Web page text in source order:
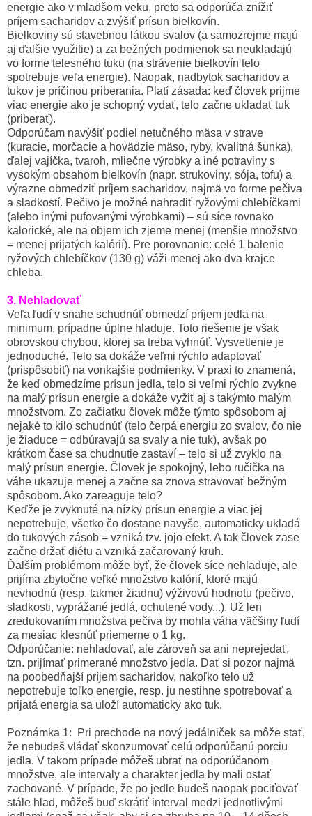
energie ako v mladšom veku, preto sa odporúča znížiť
príjem sacharidov a zvýšiť prísun bielkovín.
Bielkoviny sú stavebnou látkou svalov (a samozrejme majú
aj ďalšie využitie) a za bežných podmienok sa neukladajú
vo forme telesného tuku (na strávenie bielkovín telo
spotrebuje veľa energie). Naopak, nadbytok sacharidov a
tukov je príčinou priberania. Platí zásada: keď človek prijme
viac energie ako je schopný vydať, telo začne ukladať tuk
(priberať).
Odporúčam navýšiť podiel netučného mäsa v strave
(kuracie, morčacie a hovädzie mäso, ryby, kvalitná šunka),
ďalej vajíčka, tvaroh, mliečne výrobky a iné potraviny s
vysokým obsahom bielkovín (napr. strukoviny, sója, tofu) a
výrazne obmedziť príjem sacharidov, najmä vo forme pečiva
a sladkostí. Pečivo je možné nahradiť ryžovými chlebíčkami
(alebo inými pufovanými výrobkami) – sú síce rovnako
kalorické, ale na objem ich zjeme menej (menšie množstvo
= menej prijatých kalórií). Pre porovnanie: celé 1 balenie
ryžových chlebíčkov (130 g) váži menej ako dva krajce
chleba.
3. Nehladovať
Veľa ľudí v snahe schudnúť obmedzí príjem jedla na
minimum, prípadne úplne hladuje. Toto riešenie je však
obrovskou chybou, ktorej sa treba vyhnúť. Vysvetlenie je
jednoduché. Telo sa dokáže veľmi rýchlo adaptovať
(prispôsobiť) na vonkajšie podmienky. V praxi to znamená,
že keď obmedzíme prísun jedla, telo si veľmi rýchlo zvykne
na malý prísun energie a dokáže vyžiť aj s takýmto malým
množstvom. Zo začiatku človek môže týmto spôsobom aj
nejaké to kilo schudnúť (telo čerpá energiu zo svalov, čo nie
je žiaduce = odbúravajú sa svaly a nie tuk), avšak po
krátkom čase sa chudnutie zastaví – telo si už zvyklo na
malý prísun energie. Človek je spokojný, lebo ručička na
váhe ukazuje menej a začne sa znova stravovať bežným
spôsobom. Ako zareaguje telo?
Keďže je zvyknuté na nízky prísun energie a viac jej
nepotrebuje, všetko čo dostane navyše, automaticky ukladá
do tukových zásob = vzniká tzv. jojo efekt. A tak človek zase
začne držať diétu a vzniká začarovaný kruh.
Ďalším problémom môže byť, že človek síce nehladuje, ale
prijíma zbytočne veľké množstvo kalórií, ktoré majú
nevhodnú (resp. takmer žiadnu) výživovú hodnotu (pečivo,
sladkosti, vyprážané jedlá, ochutené vody...). Už len
zredukovaním množstva pečiva by mohla váha väčšiny ľudí
za mesiac klesnúť priemerne o 1 kg.
Odporúčanie: nehladovať, ale zároveň sa ani neprejedať,
tzn. prijímať primerané množstvo jedla. Dať si pozor najmä
na poobedňajší príjem sacharidov, nakoľko telo už
nepotrebuje toľko energie, resp. ju nestihne spotrebovať a
prijatá energia sa uloží automaticky ako tuk.
Poznámka 1: Pri prechode na nový jedálniček sa môže stať,
že nebudeš vládať skonzumovať celú odporúčanú porciu
jedla. V takom prípade môžeš ubrať na odporúčanom
množstve, ale intervaly a charakter jedla by mali ostať
zachované. V prípade, že po jedle budeš naopak pociťovať
stále hlad, môžeš buď skrátiť interval medzi jednotlivými